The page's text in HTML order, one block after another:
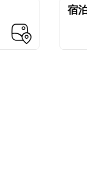
宿